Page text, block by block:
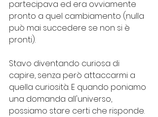
partecipava ed era ovviamente
pronto a quel cambiamento (nulla
può mai succedere se non si è
pronti).
Stavo diventando curiosa di
capire, senza però attaccarmi a
quella curiosità. E quando poniamo
una domanda all'universo,
possiamo stare certi che risponde.